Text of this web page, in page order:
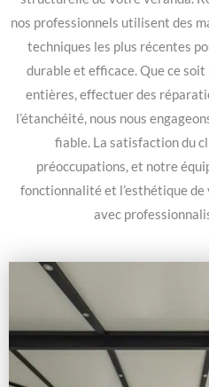
nos professionnels utilisent des
techniques les plus récentes
durable et efficace. Que ce
entières, effectuer des
l’étanchéité, nous nous
fiable. La satisfaction du
préoccupations, et notre
fonctionnalité et l’esthétique
avec